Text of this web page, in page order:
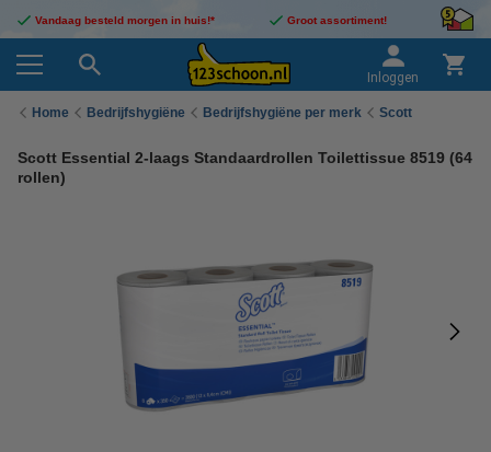
Vandaag besteld morgen in huis!* Groot assortiment!
Inloggen
Home Bedrijfshygiëne Bedrijfshygiëne per merk Scott
Scott Essential 2-laags Standaardrollen Toilettissue 8519 (64
rollen)